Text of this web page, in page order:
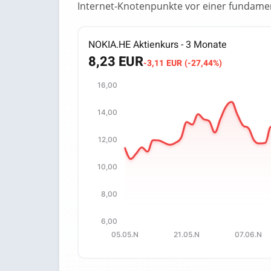
Internet-Knotenpunkte vor einer
NOKIA.HE Aktienkurs - 3 Monate
8,23 EUR-3,11 EUR (-27,44%)
Chart with 65 data points.
The chart has 1 X axis displaying
The chart has 1 Y axis displaying values.
05.05.N 21.05.N 07.06.N
6,00
8,00
10,00
12,00
14,00
16,00